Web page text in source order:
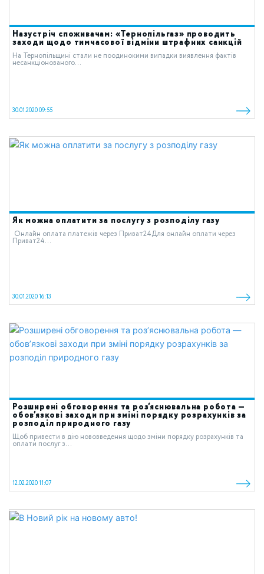
Назустріч споживачам: «Тернопільгаз» проводить
заходи щодо тимчасової відміни штрафних санкцій
На Тернопільщині стали не поодинокими випадки виявлення фактів
несанкціонованого...
30.01.2020 09:55
Як можна оплатити за послугу з розподілу газу
Онлайн оплата платежів через Приват24Для онлайн оплати через
Приват24...
30.01.2020 16:13
Розширені обговорення та роз’яснювальна робота —
обов’язкові заходи при зміні порядку розрахунків за
розподіл природного газу
Щоб привести в дію нововведення щодо зміни порядку розрахунків та
оплати послуг з...
12.02.2020 11:07